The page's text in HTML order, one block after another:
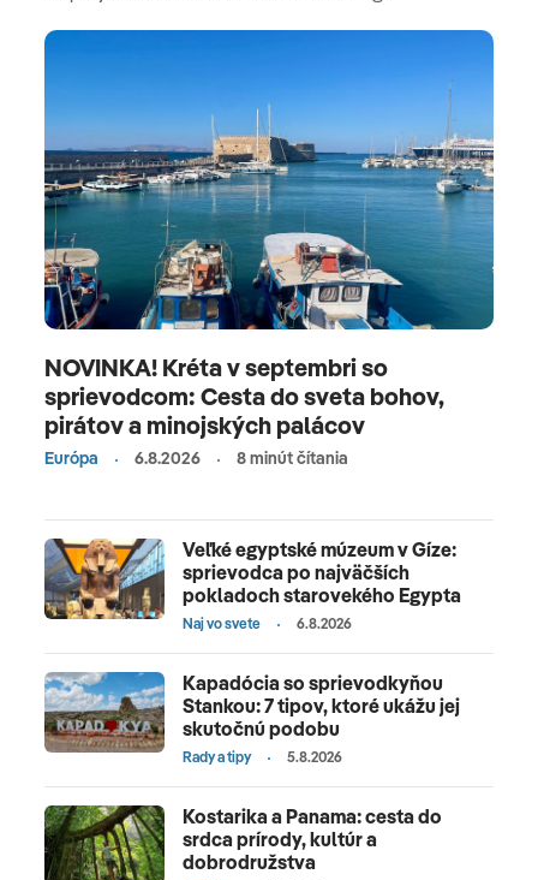
NOVINKA! Kréta v septembri so
sprievodcom: Cesta do sveta bohov,
pirátov a minojských palácov
Európa 6.8.2026 8 minút čítania
Veľké egyptské múzeum v Gíze:
sprievodca po najväčších
pokladoch starovekého Egypta
Naj vo svete 6.8.2026
Kapadócia so sprievodkyňou
Stankou: 7 tipov, ktoré ukážu jej
skutočnú podobu
Rady a tipy 5.8.2026
Kostarika a Panama: cesta do
srdca prírody, kultúr a
dobrodružstva